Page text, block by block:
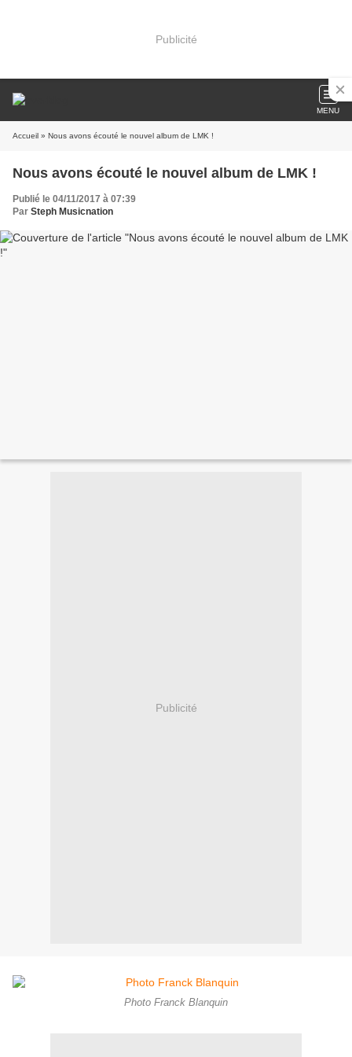
Publicité
MENU
Accueil » Nous avons écouté le nouvel album de LMK !
Nous avons écouté le nouvel album de LMK !
Publié le 04/11/2017 à 07:39
Par Steph Musicnation
Publicité
Photo Franck Blanquin